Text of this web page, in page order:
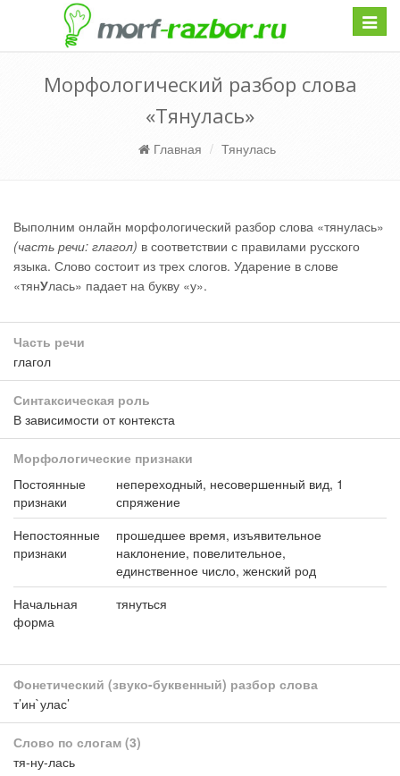
Морфологический разбор слова
«Тянулась»
Главная Тянулась
Выполним онлайн морфологический разбор слова «тянулась»
(часть речи: глагол) в соответствии с правилами русского
языка. Слово состоит из трех слогов. Ударение в слове
«тянУлась» падает на букву «у».
Часть речи
глагол
Синтаксическая роль
В зависимости от контекста
Морфологические признаки
Постоянные
признаки
непереходный, несовершенный вид, 1
спряжение
Непостоянные
признаки
прошедшее время, изъявительное
наклонение, повелительное,
единственное число, женский род
Начальная
форма
тянуться
Фонетический (звуко-буквенный) разбор слова
т’ин`улас’
Слово по слогам (3)
тя-ну-лась